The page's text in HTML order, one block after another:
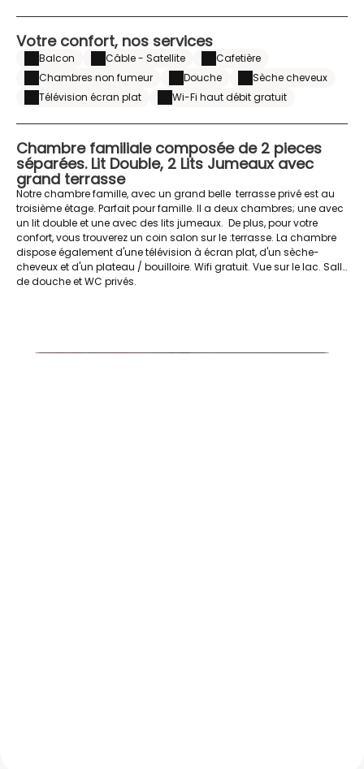
Votre confort, nos services
Balcon Câble - Satellite
Cafetière
Chambres non fumeur
Douche
Sèche cheveux
Télévision écran plat
Wi-Fi haut débit gratuit
Chambre familiale composée de 2 pieces
séparées. Lit Double, 2 Lits Jumeaux avec
grand terrasse
Notre chambre famille, avec un grand belle terrasse privé est au
troisième étage. Parfait pour famille. Il a deux chambres; une avec
un lit double et une avec des lits jumeaux. De plus, pour votre
confort, vous trouverez un coin salon sur le :terrasse. La chambre
dispose également d'une télévision à écran plat, d'un sèche-
cheveux et d'un plateau / bouilloire. Wifi gratuit. Vue sur le lac. Salle
de douche et WC privés.